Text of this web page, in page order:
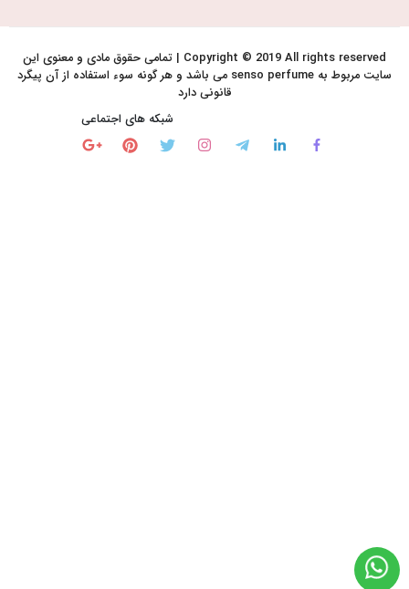
Copyright © 2019 All rights reserved | تمامی حقوق مادی و معنوی این
سایت مربوط به senso perfume می باشد و هر گونه سوء استفاده از آن پیگرد
قانونی دارد
شبکه های اجتماعی